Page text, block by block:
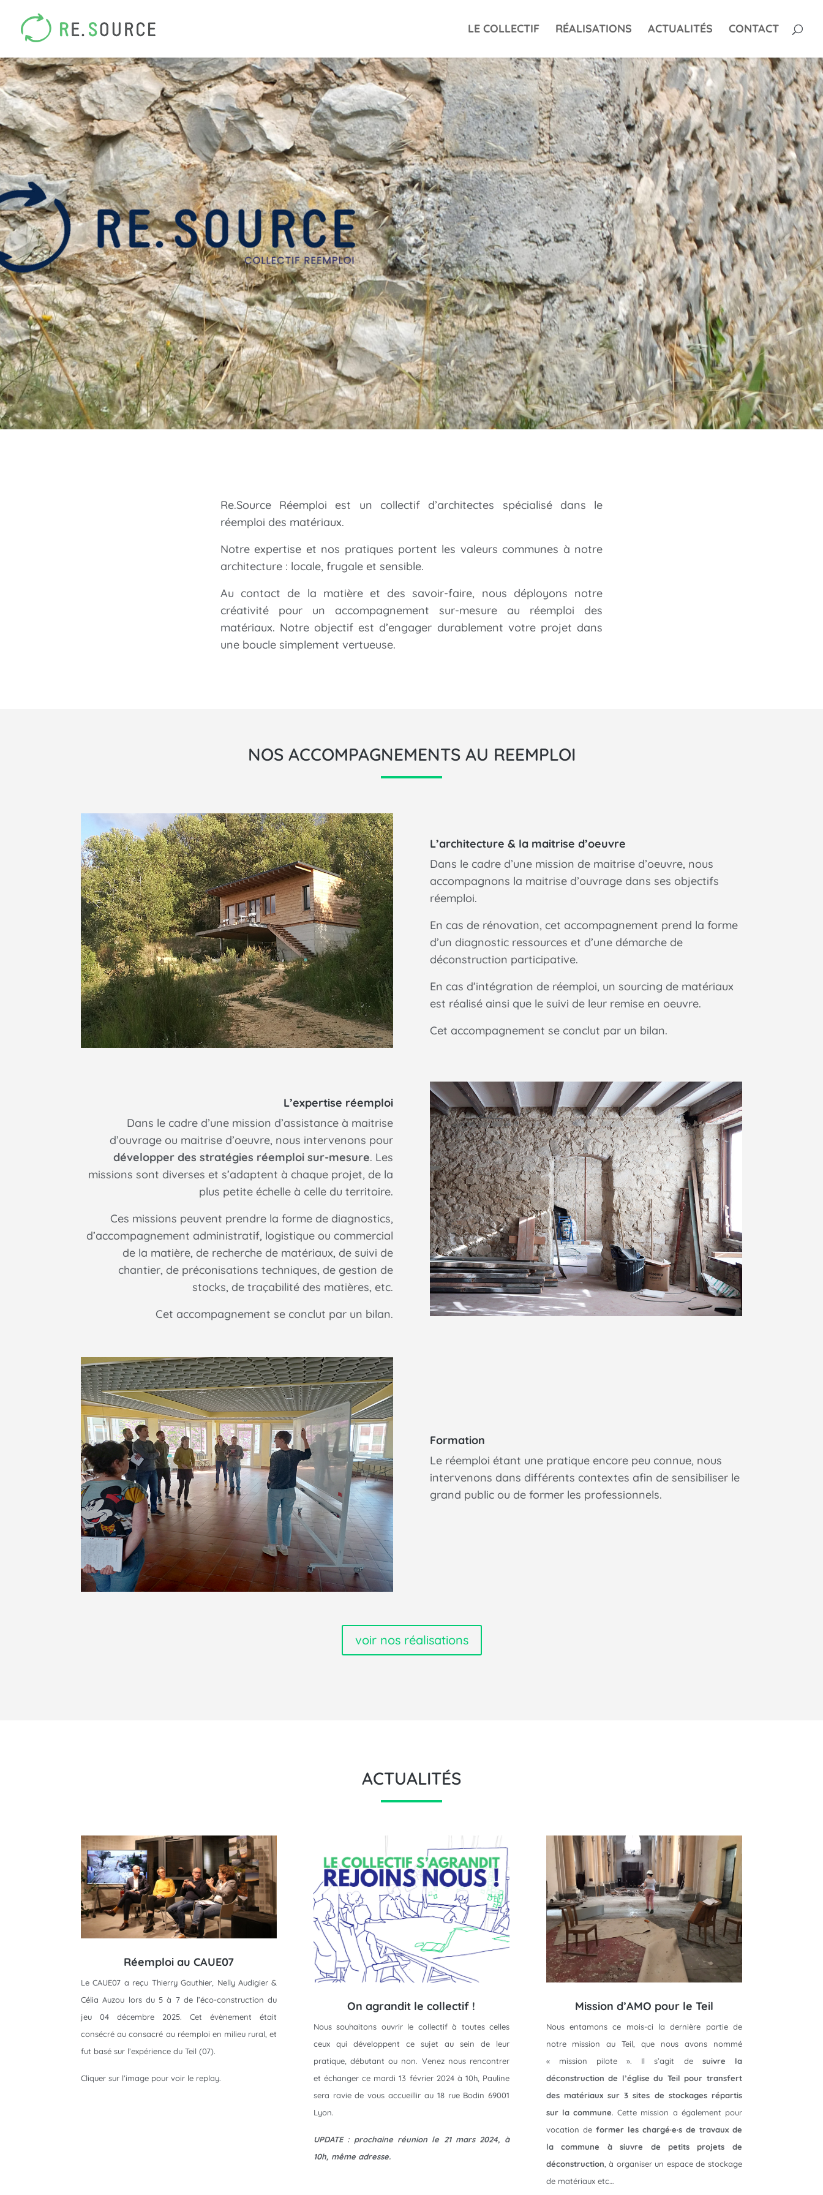
LE COLLECTIF RÉALISATIONS ACTUALITÉS CONTACT
Re.Source Réemploi est un collectif d’architectes spécialisé dans le
réemploi des matériaux.
Notre expertise et nos pratiques portent les valeurs communes à notre
architecture : locale, frugale et sensible.
Au contact de la matière et des savoir-faire, nous déployons notre
créativité pour un accompagnement sur-mesure au réemploi des
matériaux. Notre objectif est d’engager durablement votre projet dans
une boucle simplement vertueuse.
NOS ACCOMPAGNEMENTS AU REEMPLOI
L’architecture & la maitrise d’oeuvre
Dans le cadre d’une mission de maitrise d’oeuvre, nous
accompagnons la maitrise d’ouvrage dans ses objectifs
réemploi.
En cas de rénovation, cet accompagnement prend la forme
d’un diagnostic ressources et d’une démarche de
déconstruction participative.
En cas d’intégration de réemploi, un sourcing de matériaux
est réalisé ainsi que le suivi de leur remise en oeuvre.
Cet accompagnement se conclut par un bilan.
L’expertise réemploi
Dans le cadre d’une mission d’assistance à maitrise
d’ouvrage ou maitrise d’oeuvre, nous intervenons pour
développer des stratégies réemploi sur-mesure. Les
missions sont diverses et s’adaptent à chaque projet, de la
plus petite échelle à celle du territoire.
Ces missions peuvent prendre la forme de diagnostics,
d’accompagnement administratif, logistique ou commercial
de la matière, de recherche de matériaux, de suivi de
chantier, de préconisations techniques, de gestion de
stocks, de traçabilité des matières, etc.
Cet accompagnement se conclut par un bilan.
Formation
Le réemploi étant une pratique encore peu connue, nous
intervenons dans différents contextes afin de sensibiliser le
grand public ou de former les professionnels.
voir nos réalisations
ACTUALITÉS
Réemploi au CAUE07
Le CAUE07 a reçu Thierry Gauthier, Nelly Audigier &
Célia Auzou lors du 5 à 7 de l’éco-construction du
jeu 04 décembre 2025. Cet évènement était
consécré au consacré au réemploi en milieu rural, et
fut basé sur l’expérience du Teil (07).
Cliquer sur l’image pour voir le replay.
On agrandit le collectif !
Nous souhaitons ouvrir le collectif à toutes celles
ceux qui développent ce sujet au sein de leur
pratique, débutant ou non. Venez nous rencontrer
et échanger ce mardi 13 février 2024 à 10h, Pauline
sera ravie de vous accueillir au 18 rue Bodin 69001
Lyon.
UPDATE : prochaine réunion le 21 mars 2024, à
10h, même adresse.
Mission d’AMO pour le Teil
Nous entamons ce mois-ci la dernière partie de
notre mission au Teil, que nous avons nommé
« mission pilote ». Il s’agit de suivre la
déconstruction de l’église du Teil pour transfert
des matériaux sur 3 sites de stockages répartis
sur la commune. Cette mission a également pour
vocation de former les chargé·e·s de travaux de
la commune à siuvre de petits projets de
déconstruction , à organiser un espace de stockage
de matériaux etc…